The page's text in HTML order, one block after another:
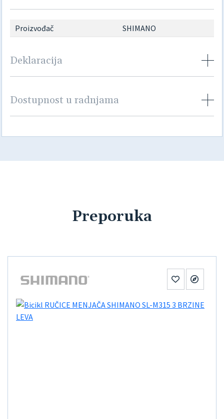
Proizvođač SHIMANO
Deklaracija
Dostupnost u radnjama
Preporuka